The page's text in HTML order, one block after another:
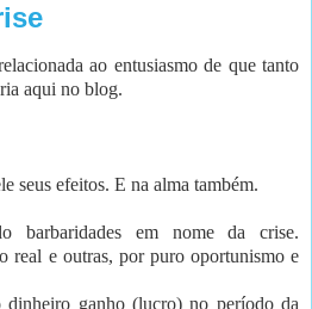
ao entusiasmo de que tanto
aqui no blog.
seus efeitos. E na alma também.
barbaridades em nome da crise.
real e outras, por puro oportunismo e
ganho (lucro) no período da